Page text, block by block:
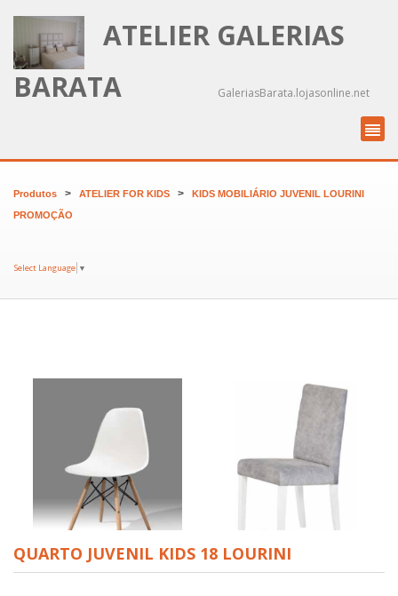
ATELIER GALERIAS
BARATA
GaleriasBarata.lojasonline.net
Produtos > ATELIER FOR KIDS > KIDS MOBILIÁRIO JUVENIL LOURINI
PROMOÇÃO
Select Language ▼
CADEIRA PARIS LOURINI
QUARTO JUVENIL KIDS 18 LOURINI